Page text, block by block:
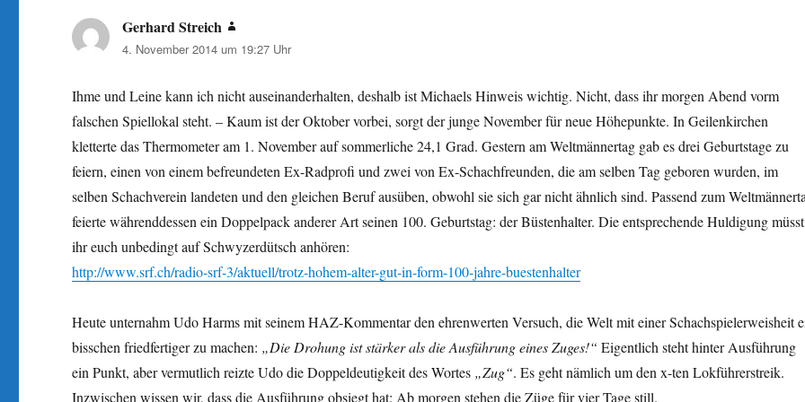
Gerhard Streich
4. November 2014 um 19:27 Uhr
Ihme und Leine kann ich nicht auseinanderhalten, deshalb ist Michaels Hinweis wichtig. Nicht, dass ihr morgen Abend vorm
falschen Spiellokal steht. – Kaum ist der Oktober vorbei, sorgt der junge November für neue Höhepunkte. In Geilenkirchen
kletterte das Thermometer am 1. November auf sommerliche 24,1 Grad. Gestern am Weltmännertag gab es drei Geburtstage zu
feiern, einen von einem befreundeten Ex-Radprofi und zwei von Ex-Schachfreunden, die am selben Tag geboren wurden, im
selben Schachverein landeten und den gleichen Beruf ausüben, obwohl sie sich gar nicht ähnlich sind. Passend zum
feierte währenddessen ein Doppelpack anderer Art seinen 100. Geburtstag: der Büstenhalter. Die entsprechende Huldigung müsst
ihr euch unbedingt auf Schwyzerdütsch anhören:
http://www.srf.ch/radio-srf-3/aktuell/trotz-hohem-alter-gut-in-form-100-jahre-buestenhalter
Heute unternahm Udo Harms mit seinem HAZ-Kommentar den ehrenwerten Versuch, die Welt mit einer Schachspielerweisheit
bisschen friedfertiger zu machen: „Die Drohung ist stärker als die Ausführung eines Zuges!“ Eigentlich steht hinter Ausführung
ein Punkt, aber vermutlich reizte Udo die Doppeldeutigkeit des Wortes „Zug“. Es geht nämlich um den x-ten Lokführerstreik.
Inzwischen wissen wir, dass die Ausführung obsiegt hat: Ab morgen stehen die Züge für vier Tage still.